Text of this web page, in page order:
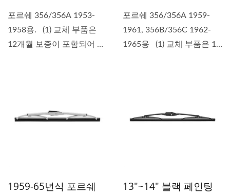
포르쉐 356/356A 1953-
1958용. (1) 교체 부품은
12개월 보증이 포함되어 있
포르쉐 356/356A 1959-
1961, 356B/356C 1962-
1965용 (1) 교체 부품은 12
1959-65년식 포르쉐
13"~14" 블랙 페인팅